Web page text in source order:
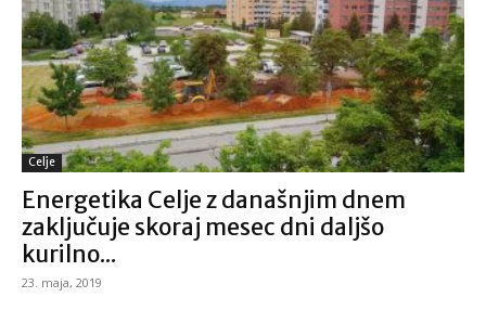
Celje
Energetika Celje z današnjim dnem
zaključuje skoraj mesec dni daljšo
kurilno...
23. maja, 2019